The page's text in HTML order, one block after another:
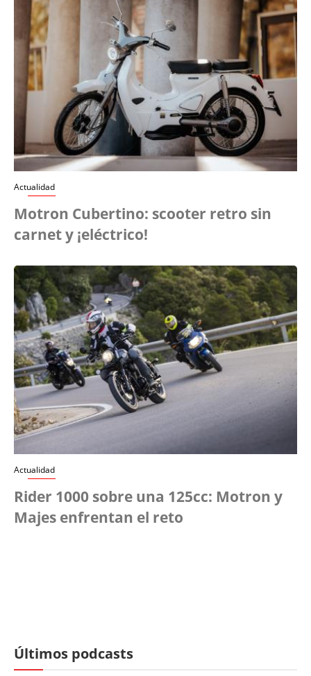
Actualidad
Motron Cubertino: scooter retro sin
carnet y ¡eléctrico!
Actualidad
Rider 1000 sobre una 125cc: Motron y
Majes enfrentan el reto
Últimos podcasts